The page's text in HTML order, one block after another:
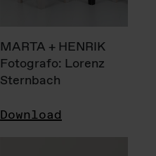
MARTA + HENRIK
Fotografo: Lorenz
Sternbach
Download